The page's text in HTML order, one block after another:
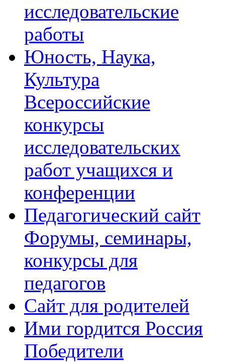
исследовательские
работы
Юность, Наука,
Культура
Всероссийские
конкурсы
исследовательских
работ учащихся и
конференции
Педагогический сайт
Форумы, семинары,
конкурсы для
педагогов
Сайт для родителей
Ими гордится Россия
Победители